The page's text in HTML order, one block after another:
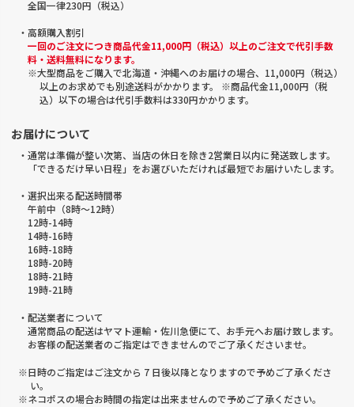
全国一律230円（税込）
・高額購入割引
一回のご注文につき商品代金11,000円（税込）以上のご注文で代引手数
料・送料無料になります。
※大型商品をご購入で北海道・沖縄へのお届けの場合、11,000円（税込）
以上のお求めでも別途送料がかかります。 ※商品代金11,000円（税
込）以下の場合は代引手数料は330円かかります。
お届けについて
・通常は準備が整い次第、当店の休日を除き2営業日以内に発送致します。
「できるだけ早い日程」をお選びいただければ最短でお届けいたします。
・選択出来る配送時間帯
午前中（8時～12時）
12時-14時
14時-16時
16時-18時
18時-20時
18時-21時
19時-21時
・配送業者について
通常商品の配送はヤマト運輸・佐川急便にて、お手元へお届け致します。
お客様の配送業者のご指定はできませんのでご了承くださいませ。
※日時のご指定はご注文から 7 日後以降となりますので予めご了承くださ
い。
※ネコポスの場合お時間の指定は出来ませんので予めご了承ください。